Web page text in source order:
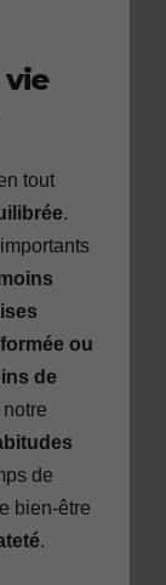
vie
tout
.
ou
de
de
bien-être
.